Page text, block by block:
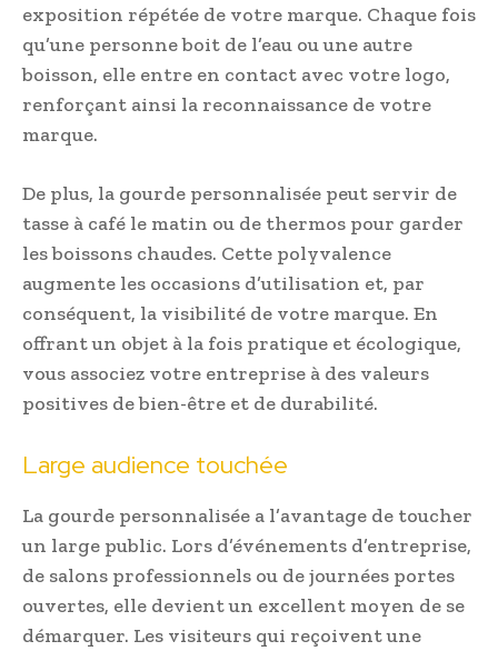
exposition répétée de votre marque. Chaque fois
qu’une personne boit de l’eau ou une autre
boisson, elle entre en contact avec votre logo,
renforçant ainsi la reconnaissance de votre
marque.
De plus, la gourde personnalisée peut servir de
tasse à café le matin ou de thermos pour garder
les boissons chaudes. Cette polyvalence
augmente les occasions d’utilisation et, par
conséquent, la visibilité de votre marque. En
offrant un objet à la fois pratique et écologique,
vous associez votre entreprise à des valeurs
positives de bien-être et de durabilité.
Large audience touchée
La gourde personnalisée a l’avantage de toucher
un large public. Lors d’événements d’entreprise,
de salons professionnels ou de journées portes
ouvertes, elle devient un excellent moyen de se
démarquer. Les visiteurs qui reçoivent une